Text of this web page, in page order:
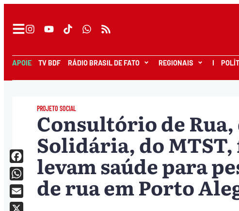
APOIE TV BDF RÁDIO BRASIL DE FATO REGIONAIS I
PROJETO SOCIAL
Consultório de Rua,
Solidária, do
levam saúde para
de rua em Porto
Facebook
WhatsApp
Email